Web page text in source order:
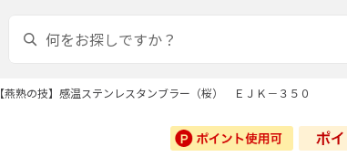
【燕熟の技】感温ステンレスタンブラー（桜） ＥＪＫ－３５０